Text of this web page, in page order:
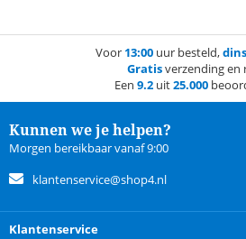
Voor 13:00 uur besteld,
Gratisverzending en
Een 9.2 uit25.000
Kunnen we je helpen?
Morgen bereikbaar vanaf 9:00
klantenservice@shop4.nl
Klantenservice